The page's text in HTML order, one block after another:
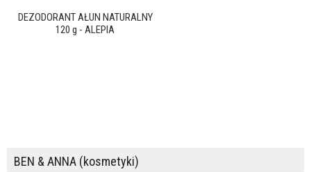
DEZODORANT AŁUN NATURALNY
120 g - ALEPIA
BEN & ANNA (kosmetyki)